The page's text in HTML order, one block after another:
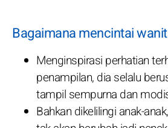
Bagaimana mencintai
Menginspirasi perhatian
penampilan, dia selalu
tampil sempurna dan
Bahkan dikelilingi anak-